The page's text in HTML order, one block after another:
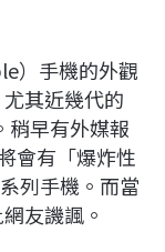
）手機的外觀
其近幾代的
稍早有外媒報
會有「爆炸性
列手機。而當
友譏諷。